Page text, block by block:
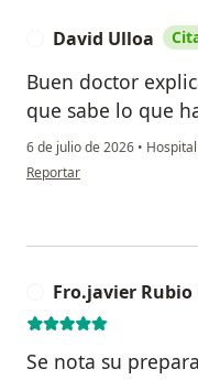
David Ulloa
Buen doctor
que sabe lo que
6 de julio de 2026 •
en opinión del usuario David
Reportar
Fro.javier Rubio
Se nota su